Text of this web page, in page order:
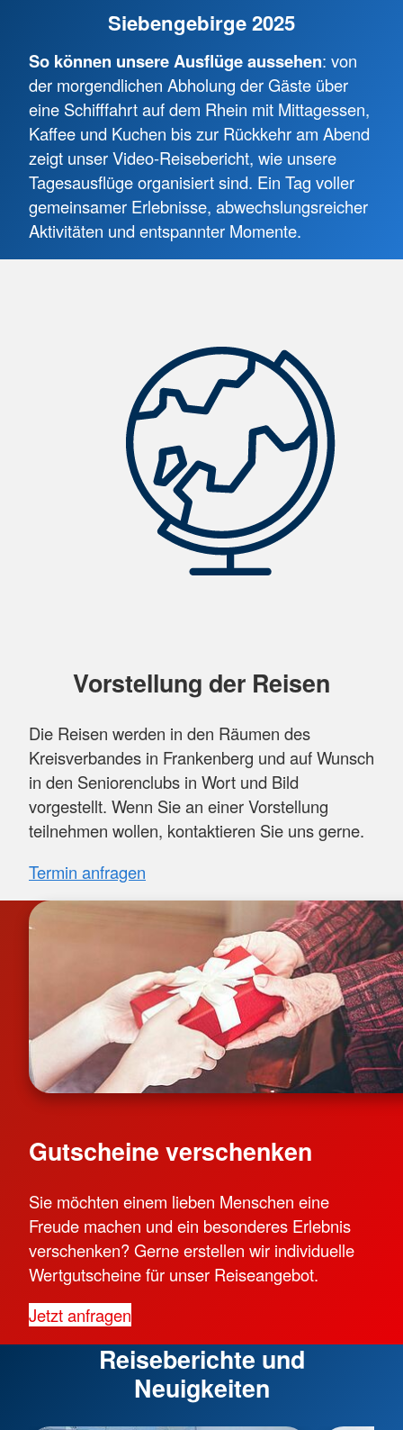
Siebengebirge 2025
So können unsere Ausflüge aussehen: von
der morgendlichen Abholung der Gäste über
eine Schifffahrt auf dem Rhein mit Mittagessen,
Kaffee und Kuchen bis zur Rückkehr am Abend
zeigt unser Video-Reisebericht, wie unsere
Tagesausflüge organisiert sind. Ein Tag voller
gemeinsamer Erlebnisse, abwechslungsreicher
Aktivitäten und entspannter Momente.
Vorstellung der Reisen
Die Reisen werden in den Räumen des
Kreisverbandes in Frankenberg und auf Wunsch
in den Seniorenclubs in Wort und Bild
vorgestellt. Wenn Sie an einer Vorstellung
teilnehmen wollen, kontaktieren Sie uns gerne.
Termin anfragen
Gutscheine verschenken
Sie möchten einem lieben Menschen eine
Freude machen und ein besonderes Erlebnis
verschenken? Gerne erstellen wir individuelle
Wertgutscheine für unser Reiseangebot.
Jetzt anfragen
Reiseberichte und
Neuigkeiten